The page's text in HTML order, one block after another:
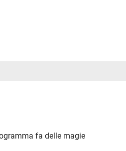
fa delle magie